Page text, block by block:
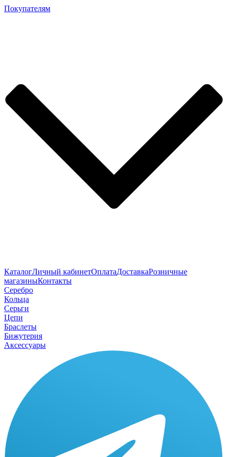
Покупателям
КаталогЛичный кабинетОплатаДоставкаРозничные
магазиныКонтакты
Серебро
Кольца
Серьги
Цепи
Браслеты
Бижутерия
Аксессуары